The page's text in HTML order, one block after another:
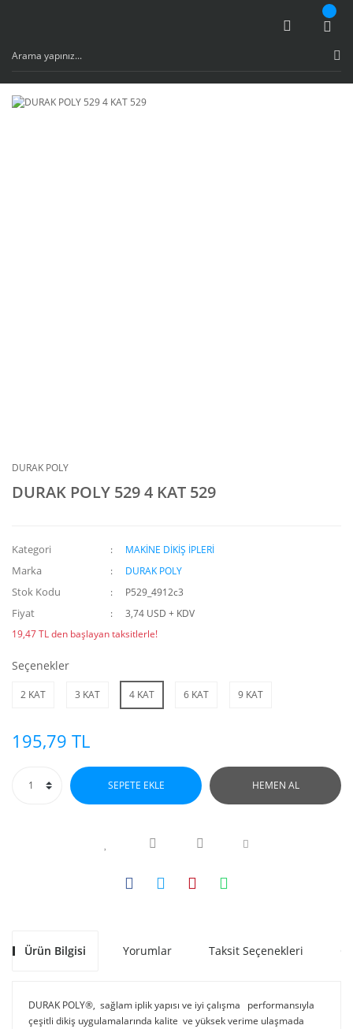
DURAK POLY
DURAK POLY 529 4 KAT 529
Kategori MAKİNE DİKİŞ İPLERİ
Marka DURAK POLY
Stok Kodu P529_4912c3
Fiyat
3,74 USD + KDV
19,47 TL den başlayan taksitlerle!
Seçenekler
2 KAT 3 KAT 4 KAT 6 KAT 9 KAT
195,79 TL
SEPETE EKLE HEMEN AL
Ürün Bilgisi Yorumlar Taksit Seçenekleri
DURAK POLY®, sağlam iplik yapısı ve iyi çalışma performansıyla
çeşitli dikiş uygulamalarında kalite ve yüksek verime ulaşmada